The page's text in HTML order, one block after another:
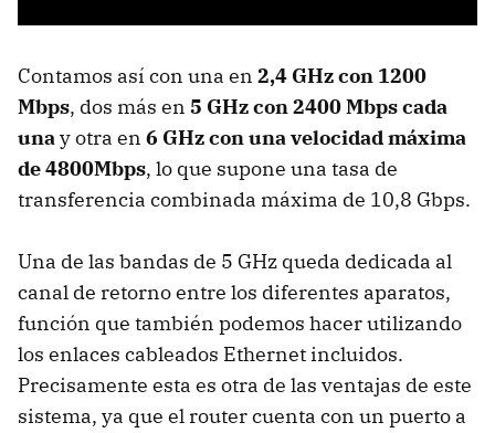
Contamos así con una en 2,4 GHz con 1200
Mbps, dos más en 5 GHz con 2400 Mbps cada
unay otra en 6 GHz con una velocidad máxima
de 4800Mbps, lo que supone una tasa de
transferencia combinada máxima de 10,8 Gbps.
Una de las bandas de 5 GHz queda dedicada al
canal de retorno entre los diferentes aparatos,
función que también podemos hacer utilizando
los enlaces cableados Ethernet incluidos.
Precisamente esta es otra de las ventajas de este
sistema, ya que el router cuenta con un puerto a